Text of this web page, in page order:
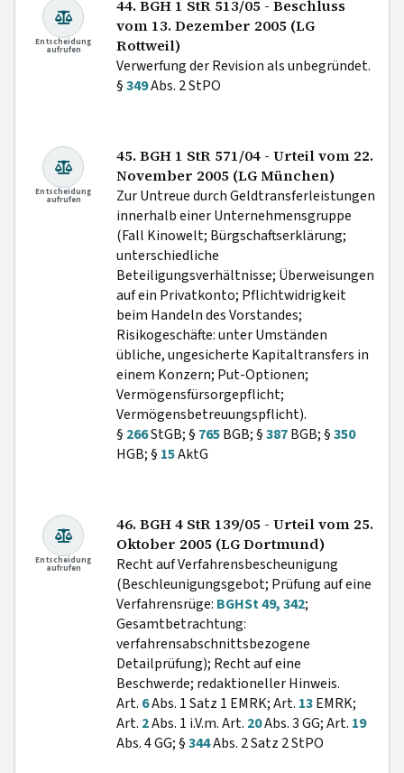
Entscheidung
aufrufen
44. BGH 1 StR 513/05 - Beschluss
vom 13. Dezember 2005 (LG
Rottweil)
Verwerfung der Revision als unbegründet.
§349Abs. 2 StPO
Entscheidung
aufrufen
45. BGH 1 StR 571/04 - Urteil vom 22.
November 2005 (LG München)
Zur Untreue durch Geldtransferleistungen
innerhalb einer Unternehmensgruppe
(Fall Kinowelt; Bürgschaftserklärung;
unterschiedliche
Beteiligungsverhältnisse; Überweisungen
auf ein Privatkonto; Pflichtwidrigkeit
beim Handeln des Vorstandes;
Risikogeschäfte: unter Umständen
übliche, ungesicherte Kapitaltransfers in
einem Konzern; Put-Optionen;
Vermögensfürsorgepflicht;
Vermögensbetreuungspflicht).
§ 266StGB; § 765BGB; §387BGB; §350
HGB; § 15AktG
Entscheidung
aufrufen
46. BGH 4 StR 139/05 - Urteil vom 25.
Oktober 2005 (LG Dortmund)
Recht auf Verfahrensbescheunigung
(Beschleunigungsgebot; Prüfung auf eine
Verfahrensrüge: BGHSt 49, 342;
Gesamtbetrachtung:
verfahrensabschnittsbezogene
Detailprüfung); Recht auf eine
Beschwerde; redaktioneller Hinweis.
Art. 6Abs. 1 Satz 1 EMRK; Art. 13EMRK;
Art. 2Abs. 1 i.V.m. Art. 20Abs. 3 GG; Art. 19
Abs. 4 GG; §344Abs. 2 Satz 2 StPO